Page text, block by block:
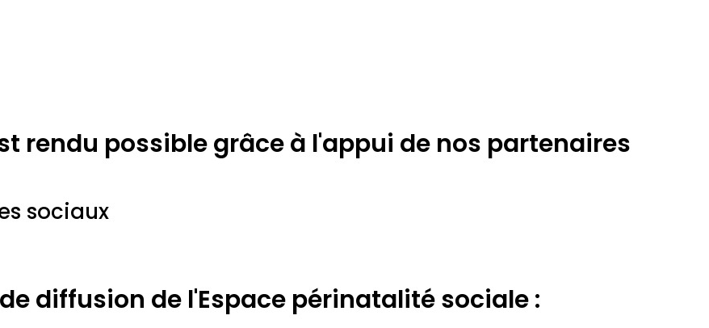
rendu possible grâce à l'appui de nos partenaires
sociaux
diffusion de l'Espace périnatalité sociale :